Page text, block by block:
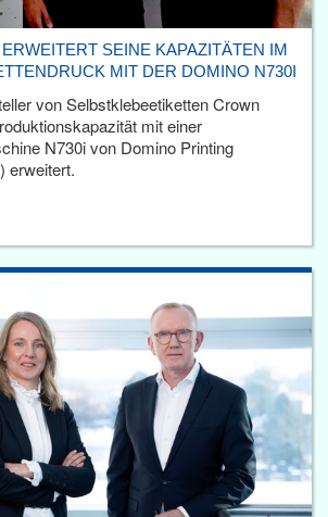
SEINE KAPAZITÄTEN IM
MIT DER DOMINO N730I
von Selbstklebeetiketten Crown
mit einer
N730i von Domino Printing
erweitert.